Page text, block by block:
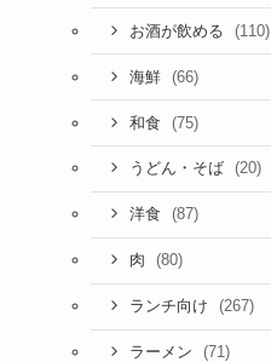
お酒が飲める (110)
海鮮 (66)
和食 (75)
うどん・そば (20)
洋食 (87)
肉 (80)
ランチ向け (267)
ラーメン (71)